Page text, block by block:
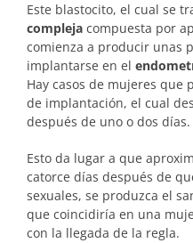
Este blastocito, el cual se
compleja compuesta por
comienza a producir unas
implantarse en el
Hay casos de mujeres que
de implantación, el cual
después de uno o dos días.
Esto da lugar a que
catorce días después de
sexuales, se produzca el
que coincidiría en una
con la llegada de la regla.